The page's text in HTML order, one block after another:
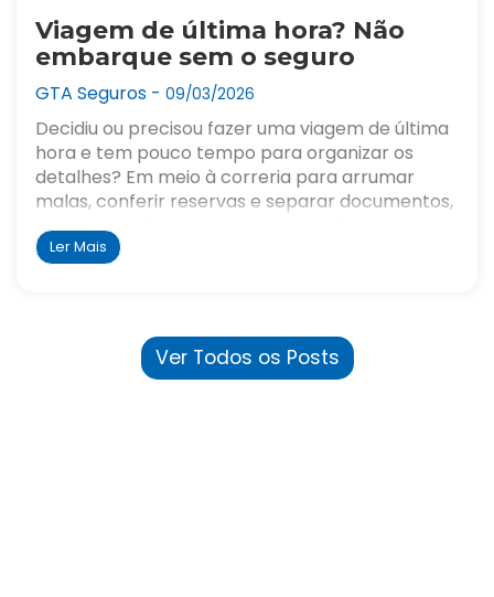
Viagem de última hora? Não
embarque sem o seguro
GTA Seguros - 09/03/2026
Decidiu ou precisou fazer uma viagem de última
hora e tem pouco tempo para organizar os
detalhes? Em meio à correria para arrumar
malas, conferir reservas e separar documentos,
surge uma dúvida comum. Ainda dá tempo de
contratar um seguro viagem?
Ler Mais
Ver Todos os Posts